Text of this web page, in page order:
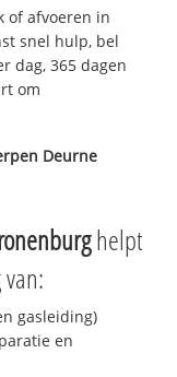
of afvoeren in
snel hulp, bel
dag, 365 dagen
om
Deurne
helpt
gasleiding)
en